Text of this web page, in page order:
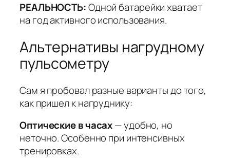
РЕАЛЬНОСТЬ:Одной батарейки хватает
на год активного использования.
Альтернативы нагрудному
пульсометру
Сам я пробовал разные варианты до того,
как пришел к нагруднику:
Оптические в часах— удобно, но
неточно. Особенно при интенсивных
тренировках.